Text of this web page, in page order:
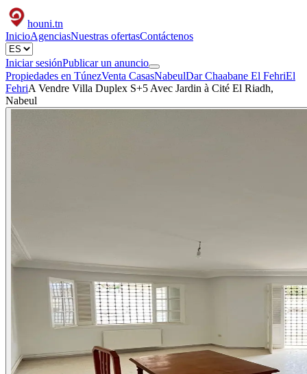
houni.tn
InicioAgenciasNuestras ofertasContáctenos
Iniciar sesiónPublicar un anuncio
Propiedades en TúnezVenta CasasNabeulDar Chaabane El FehriEl
FehriA Vendre Villa Duplex S+5 Avec Jardin à Cité El Riadh,
Nabeul